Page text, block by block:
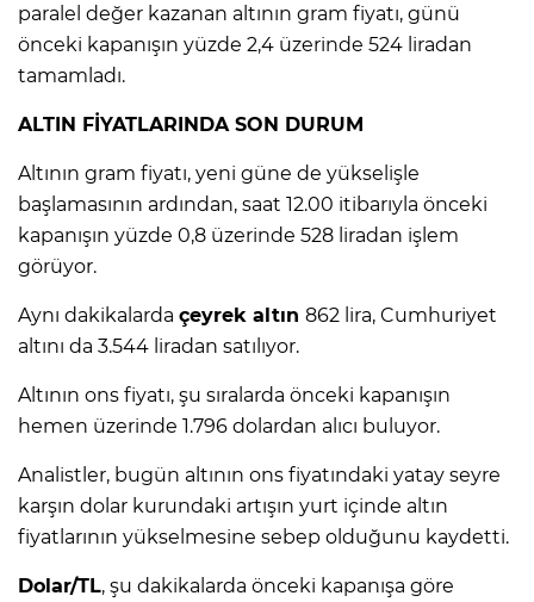
paralel değer kazanan altının gram fiyatı, günü
önceki kapanışın yüzde 2,4 üzerinde 524 liradan
tamamladı.
ALTIN FİYATLARINDA SON DURUM
Altının gram fiyatı, yeni güne de yükselişle
başlamasının ardından, saat 12.00 itibarıyla önceki
kapanışın yüzde 0,8 üzerinde 528 liradan işlem
görüyor.
Aynı dakikalarda çeyrek altın 862 lira, Cumhuriyet
altını da 3.544 liradan satılıyor.
Altının ons fiyatı, şu sıralarda önceki kapanışın
hemen üzerinde 1.796 dolardan alıcı buluyor.
Analistler, bugün altının ons fiyatındaki yatay seyre
karşın dolar kurundaki artışın yurt içinde altın
fiyatlarının yükselmesine sebep olduğunu kaydetti.
Dolar/TL, şu dakikalarda önceki kapanışa göre